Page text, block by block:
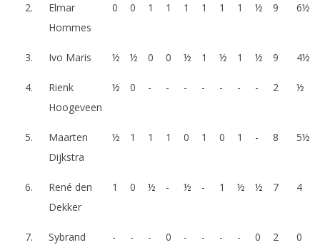
2.
Elmar
Hommes
0 0 1 1 1 1 1 1 ½ 9 6½
3. Ivo Maris ½ ½ 0 0 ½ 1 ½ 1 ½ 9 4½
4.
Rienk
Hoogeveen
½ 0 - - - - - - - 2 ½
5.
Maarten
Dijkstra
½ 1 1 1 0 1 0 1 - 8 5½
6.
René den
Dekker
1 0 ½ - ½ - 1 ½ ½ 7 4
7.
Sybrand
- - - 0 - - - - 0 2 0